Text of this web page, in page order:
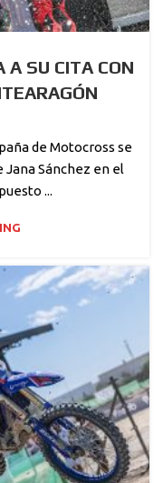
A SU CITA CON
de Motocross se
Jana Sánchez en el
...